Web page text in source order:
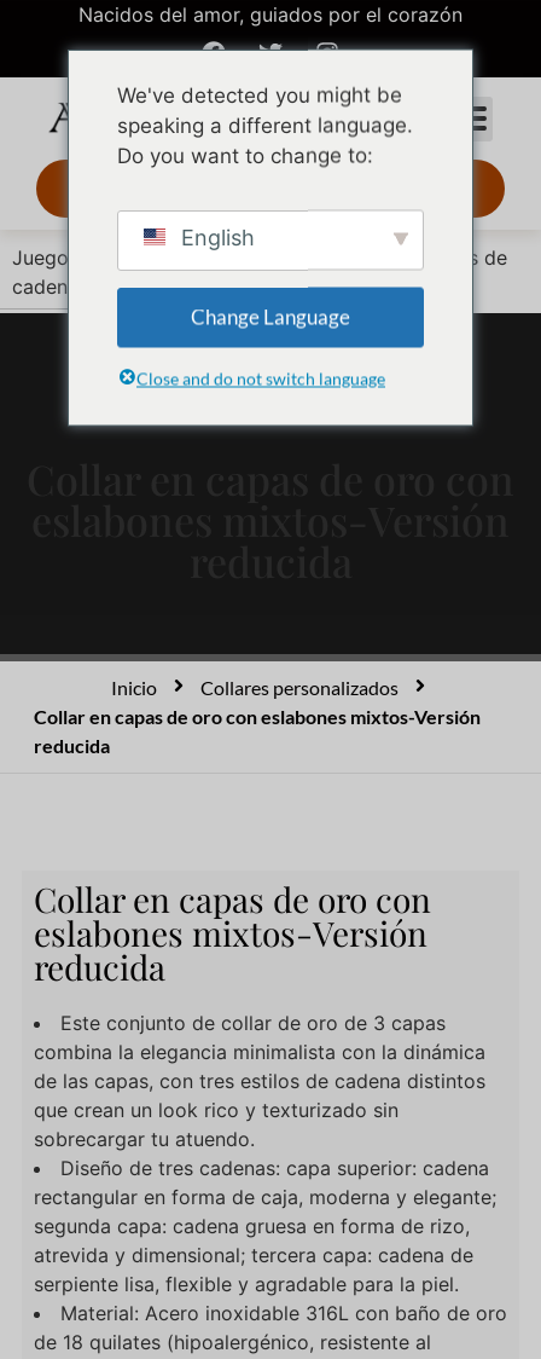
Nacidos del amor, guiados por el corazón
Juego de eslabones de oro apilados con tres tipos de
cadena
Inicio
Collares personalizados
Collar en capas de oro con eslabones mixtos-Versión
reducida
Collar en capas de oro con
eslabones mixtos-Versión
reducida
Este conjunto de collar de oro de 3 capas
combina la elegancia minimalista con la dinámica
de las capas, con tres estilos de cadena distintos
que crean un look rico y texturizado sin
sobrecargar tu atuendo.
Diseño de tres cadenas: capa superior: cadena
rectangular en forma de caja, moderna y elegante;
segunda capa: cadena gruesa en forma de rizo,
atrevida y dimensional; tercera capa: cadena de
serpiente lisa, flexible y agradable para la piel.
Material: Acero inoxidable 316L con baño de oro
de 18 quilates (hipoalergénico, resistente al
We've detected you might be
speaking a different language.
Do you want to change to:
English
Change Language
Close and do not switch language